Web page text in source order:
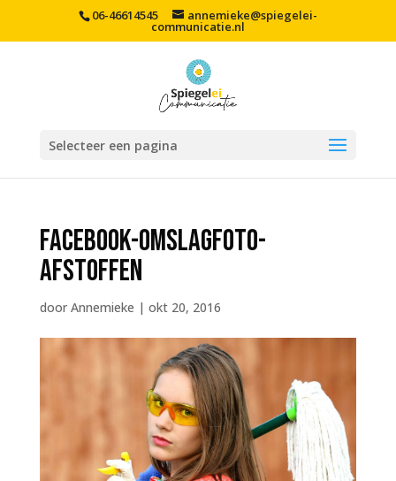
06-46614545 annemieke@spiegelei-
communicatie.nl
Selecteer een pagina
facebook-omslagfoto-
afstoffen
door Annemieke | okt 20, 2016